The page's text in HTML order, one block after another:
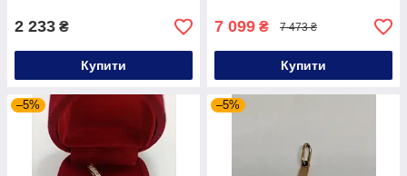
2 233 ₴
Купити
7 099 ₴ 7 473 ₴
Купити
–5% –5%